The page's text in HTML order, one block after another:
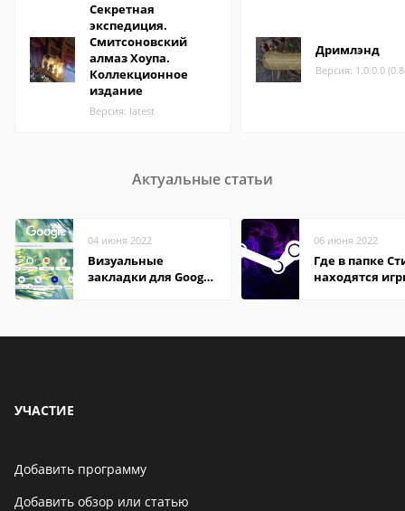
Секретная
экспедиция.
Смитсоновский
алмаз Хоупа.
Коллекционное
издание
Версия: latest
Дримлэнд
Версия: 1.0.0.0
Актуальные статьи
04 июня 2022
Визуальные
закладки для Google
06 июня 2022
Где в папке
находятся
УЧАСТИЕ
Добавить программу
Добавить обзор или статью